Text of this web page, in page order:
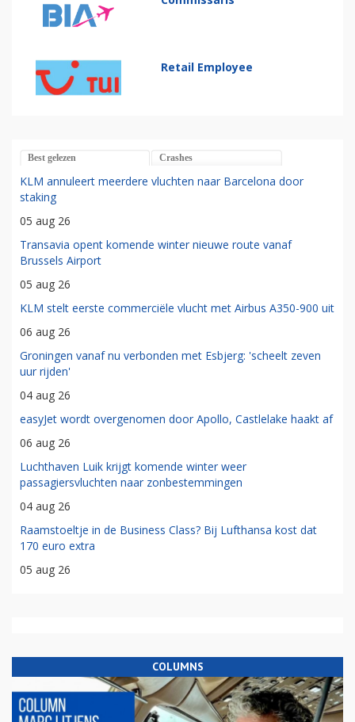
Retail Employee
Best gelezen Crashes
KLM annuleert meerdere vluchten naar Barcelona door
staking
05 aug 26
Transavia opent komende winter nieuwe route vanaf
Brussels Airport
05 aug 26
KLM stelt eerste commerciële vlucht met Airbus A350-900 uit
06 aug 26
Groningen vanaf nu verbonden met Esbjerg: 'scheelt zeven
uur rijden'
04 aug 26
easyJet wordt overgenomen door Apollo, Castlelake haakt af
06 aug 26
Luchthaven Luik krijgt komende winter weer
passagiersvluchten naar zonbestemmingen
04 aug 26
Raamstoeltje in de Business Class? Bij Lufthansa kost dat
170 euro extra
05 aug 26
COLUMNS